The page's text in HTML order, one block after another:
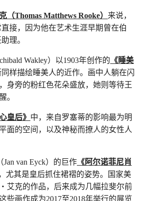
Thomas Matthews Rooke） 来说，
接，因为他在艺术生涯早期曾在伯
理。
Wakley）以1903年创作的 《睡美
样描绘睡美人的近作。画中人躺在闪
身旁的粉红色花朵盛放，她则等待王
。
皇后》 中，来自罗塞蒂的影响最为明
面的空间，以及神秘而撩人的女性人
Jan van Eyck）的巨作 《阿尔诺菲尼肖
尤其是皇后抓住裙褶的姿势。国家美
艾克的作品，后来成为几幅拉斐尔前
些画作成为2017至2018年举行的展览